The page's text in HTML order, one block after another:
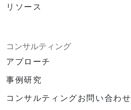
リソース
コンサルティング
アプローチ
事例研究
コンサルティングお問い合わせ